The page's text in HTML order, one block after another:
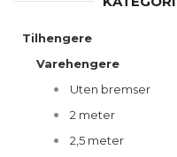
Tilhengere
Varehengere
Uten bremser
2 meter
2,5 meter